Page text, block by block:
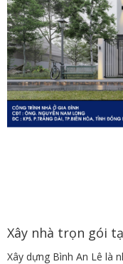
Xây nhà trọn gói
Xây dựng Bình An Lê là